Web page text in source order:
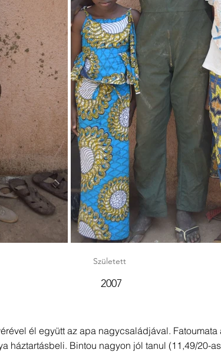
Született
2007
él együtt az apa nagycsaládjával.
háztartásbeli. Bintou nagyon jól tanul (11,49/20-